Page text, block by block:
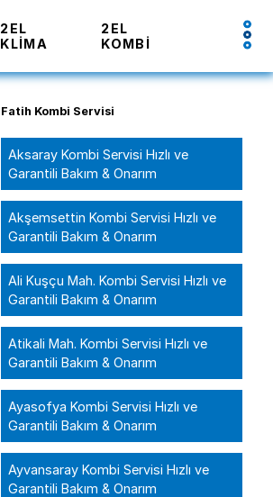
2EL
KLIMA
2EL
KOMBI
Fatih Kombi Servisi
Aksaray Kombi Servisi Hızlı ve
Garantili Bakım & Onarım
Akşemsettin Kombi Servisi Hızlı ve
Garantili Bakım & Onarım
Ali Kuşçu Mah. Kombi Servisi Hızlı ve
Garantili Bakım & Onarım
Atikali Mah. Kombi Servisi Hızlı ve
Garantili Bakım & Onarım
Ayasofya Kombi Servisi Hızlı ve
Garantili Bakım & Onarım
Ayvansaray Kombi Servisi Hızlı ve
Garantili Bakım & Onarım